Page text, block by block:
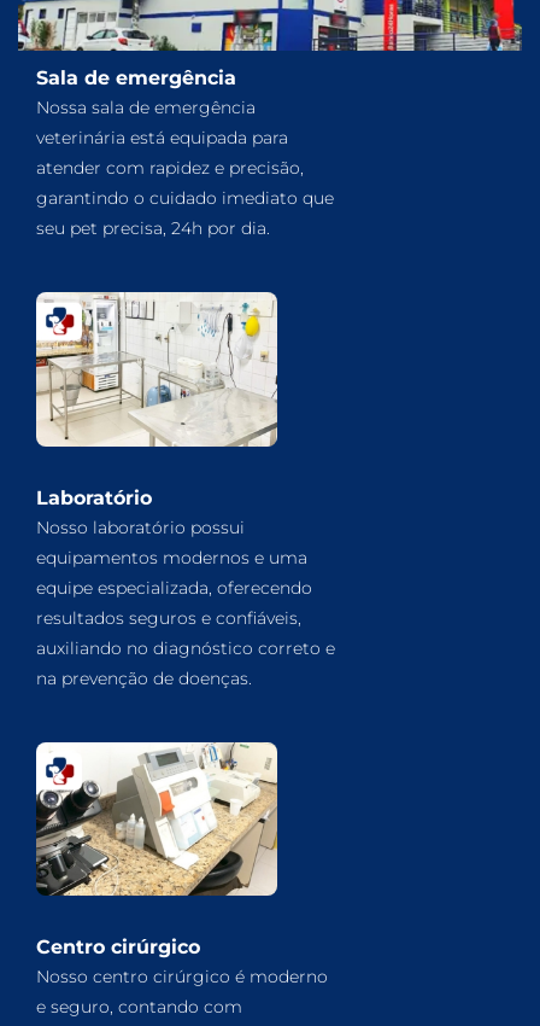
Sala de emergência
Nossa sala de emergência
veterinária está equipada para
atender com rapidez e precisão,
garantindo o cuidado imediato que
seu pet precisa, 24h por dia.
Laboratório
Nosso laboratório possui
equipamentos modernos e uma
equipe especializada, oferecendo
resultados seguros e confiáveis,
auxiliando no diagnóstico correto e
na prevenção de doenças.
Centro cirúrgico
Nosso centro cirúrgico é moderno
e seguro, contando com